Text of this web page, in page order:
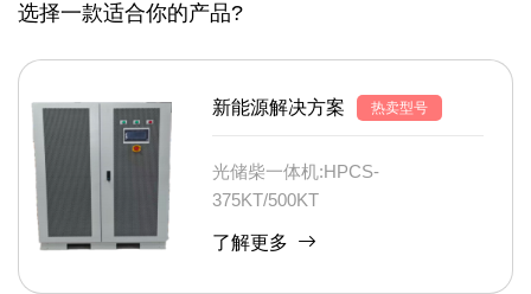
选择一款适合你的产品?
新能源解决方案 热卖型号
光储柴一体机:HPCS-
375KT/500KT
了解更多